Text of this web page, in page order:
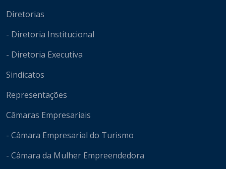
Diretorias
- Diretoria Institucional
- Diretoria Executiva
Sindicatos
Representações
Câmaras Empresariais
- Câmara Empresarial do Turismo
- Câmara da Mulher Empreendedora